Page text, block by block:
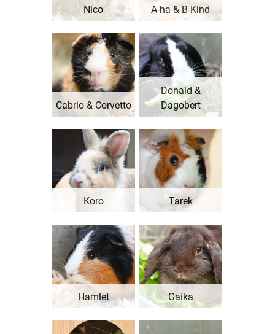
Nico A-ha & B-Kind
Cabrio & Corvetto
Donald &
Dagobert
Koro Tarek
Hamlet Gaika